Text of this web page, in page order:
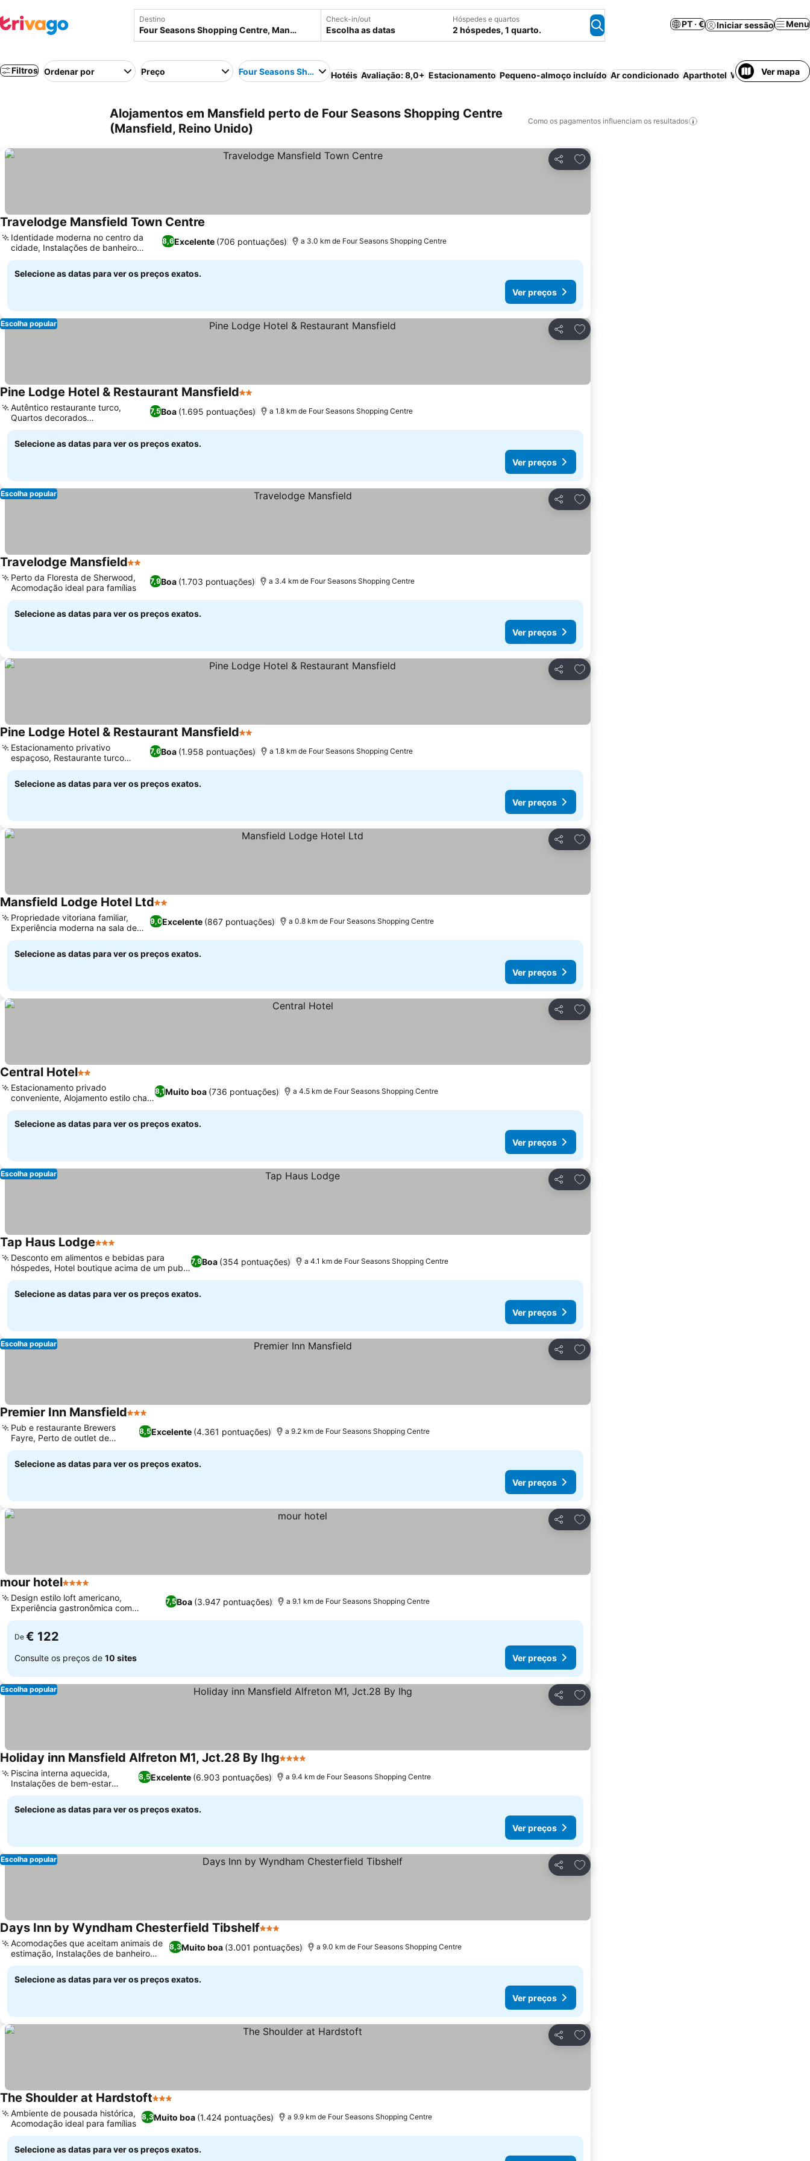
Destino Check-in/out
Escolha as datas
Hóspedes e quartos
2 hóspedes, 1 quarto.
PT · € Iniciar sessão Menu
Filtros Ordenar por Preço Four Seasons Shopping Centre
Hotéis Avaliação: 8,0+ Estacionamento Pequeno-almoço incluído Ar condicionado Aparthotel Wi-fi Banheira
Ver mapa
Alojamentos em Mansfield perto de Four Seasons Shopping Centre
(Mansfield, Reino Unido)
Como os pagamentos influenciam os resultados
Partilhar
Adicionar aos favoritos
Travelodge Mansfield Town Centre
8,6Excelente (706 pontuações)
Identidade moderna no centro da
cidade, Instalações de banheiro
acessíveis
a 3.0 km de Four Seasons Shopping Centre
Selecione as datas para ver os preços exatos.
Ver preços
Partilhar
Adicionar aos favoritos
Escolha popular
Pine Lodge Hotel & Restaurant Mansfield2 Estrelas
7,5Boa (1.695 pontuações)
Autêntico restaurante turco,
Quartos decorados
individualmente
a 1.8 km de Four Seasons Shopping Centre
Selecione as datas para ver os preços exatos.
Ver preços
Partilhar
Adicionar aos favoritos
Escolha popular
Travelodge Mansfield2 Estrelas
7,9Boa (1.703 pontuações)
Perto da Floresta de Sherwood,
Acomodação ideal para famílias
a 3.4 km de Four Seasons Shopping Centre
Selecione as datas para ver os preços exatos.
Ver preços
Partilhar
Adicionar aos favoritos
Pine Lodge Hotel & Restaurant Mansfield2 Estrelas
7,6Boa (1.958 pontuações)
Estacionamento privativo
espaçoso, Restaurante turco
autêntico
a 1.8 km de Four Seasons Shopping Centre
Selecione as datas para ver os preços exatos.
Ver preços
Partilhar
Adicionar aos favoritos
Mansfield Lodge Hotel Ltd2 Estrelas
9,0Excelente (867 pontuações)
Propriedade vitoriana familiar,
Experiência moderna na sala de
jantar
a 0.8 km de Four Seasons Shopping Centre
Selecione as datas para ver os preços exatos.
Ver preços
Partilhar
Adicionar aos favoritos
Central Hotel2 Estrelas
8,1Muito boa (736 pontuações)
Estacionamento privado
conveniente, Alojamento estilo chalé
com pátio
a 4.5 km de Four Seasons Shopping Centre
Selecione as datas para ver os preços exatos.
Ver preços
Partilhar
Adicionar aos favoritos
Escolha popular
Tap Haus Lodge3 Estrelas
7,9Boa (354 pontuações)
Desconto em alimentos e bebidas para
hóspedes, Hotel boutique acima de um pub
animado
a 4.1 km de Four Seasons Shopping Centre
Selecione as datas para ver os preços exatos.
Ver preços
Partilhar
Adicionar aos favoritos
Escolha popular
Premier Inn Mansfield3 Estrelas
8,5Excelente (4.361 pontuações)
Pub e restaurante Brewers
Fayre, Perto de outlet de
designers
a 9.2 km de Four Seasons Shopping Centre
Selecione as datas para ver os preços exatos.
Ver preços
Partilhar
Adicionar aos favoritos
mour hotel4 Estrelas
7,5Boa (3.947 pontuações)
Design estilo loft americano,
Experiência gastronômica com
produtos locais
a 9.1 km de Four Seasons Shopping Centre
De € 122
Consulte os preços de 10 sites Ver preços
Partilhar
Adicionar aos favoritos
Escolha popular
Holiday inn Mansfield Alfreton M1, Jct.28 By Ihg4 Estrelas
8,5Excelente (6.903 pontuações)
Piscina interna aquecida,
Instalações de bem-estar
completas
a 9.4 km de Four Seasons Shopping Centre
Selecione as datas para ver os preços exatos.
Ver preços
Partilhar
Adicionar aos favoritos
Escolha popular
Days Inn by Wyndham Chesterfield Tibshelf3 Estrelas
8,3Muito boa (3.001 pontuações)
Acomodações que aceitam animais de
estimação, Instalações de banheiro
acessíveis
a 9.0 km de Four Seasons Shopping Centre
Selecione as datas para ver os preços exatos.
Ver preços
Partilhar
Adicionar aos favoritos
The Shoulder at Hardstoft3 Estrelas
8,3Muito boa (1.424 pontuações)
Ambiente de pousada histórica,
Acomodação ideal para famílias
a 9.9 km de Four Seasons Shopping Centre
Selecione as datas para ver os preços exatos.